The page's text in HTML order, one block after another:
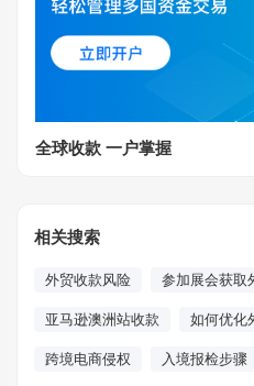
全球收款 一户掌握
相关搜索
外贸收款风险 参加展会获取
亚马逊澳洲站收款 如何优化
跨境电商侵权 入境报检步骤